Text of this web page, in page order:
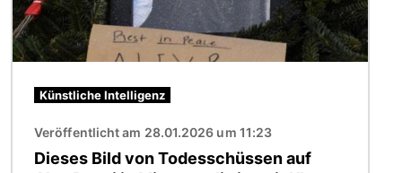
Künstliche Intelligenz
Veröffentlicht am 28.01.2026 um 11:23
Dieses Bild von Todesschüssen auf